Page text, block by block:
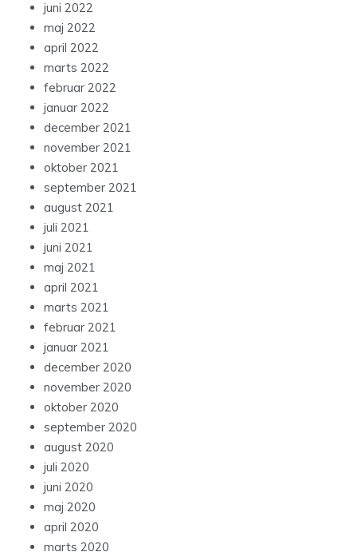
juni 2022
maj 2022
april 2022
marts 2022
februar 2022
januar 2022
december 2021
november 2021
oktober 2021
september 2021
august 2021
juli 2021
juni 2021
maj 2021
april 2021
marts 2021
februar 2021
januar 2021
december 2020
november 2020
oktober 2020
september 2020
august 2020
juli 2020
juni 2020
maj 2020
april 2020
marts 2020